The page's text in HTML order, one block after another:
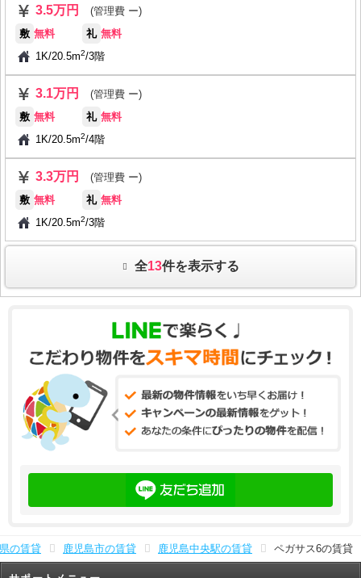
3.5万円
(管理費 ー)
敷 無料 礼 無料
1K/20.5m2/3階
3.1万円
(管理費 ー)
敷 無料 礼 無料
1K/20.5m2/4階
3.3万円
(管理費 ー)
敷 無料 礼 無料
1K/20.5m2/3階
全13件を表示する
の賃貸 鹿児島市の賃貸 鹿児島中央駅の賃貸 ペガサス6の賃貸